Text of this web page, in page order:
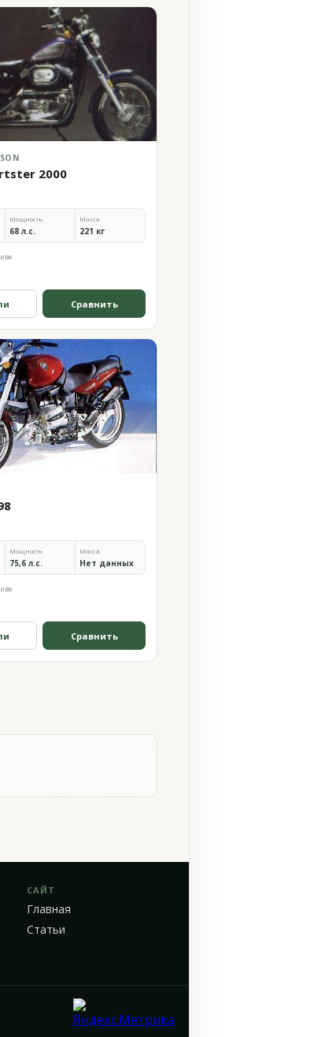
2000
Мощность
68 л.с.
Масса
221 кг
Сравнить
Мощность
75,6 л.с.
Масса
Нет данных
Сравнить
САЙТ
Главная
Статьи